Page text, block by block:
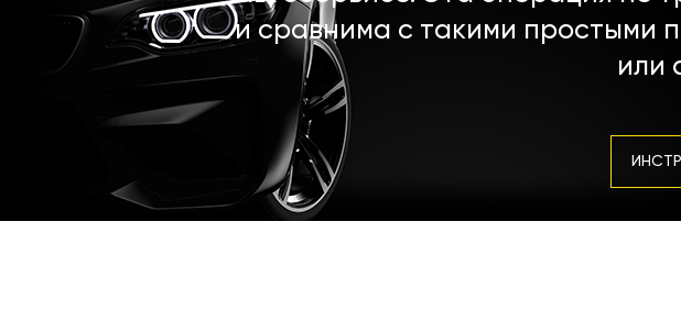
и сравнима с такими простыми
или